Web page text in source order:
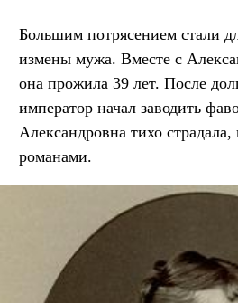
Большим потрясением стали
измены мужа. Вместе с
она прожила 39 лет. После
император начал заводить
Александровна тихо страдала,
романами.